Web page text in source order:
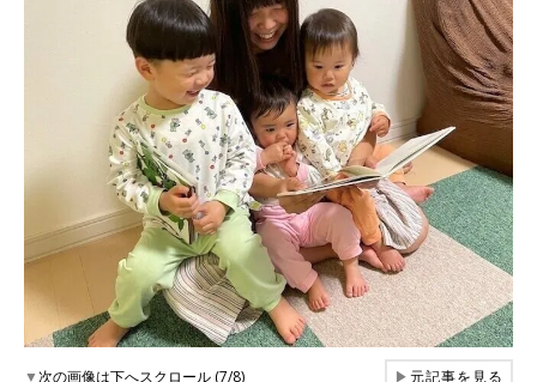
▼次の画像は下へスクロール (7/8) ▶元記事を見る